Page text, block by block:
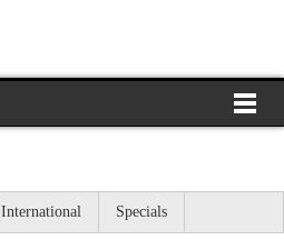
International Specials